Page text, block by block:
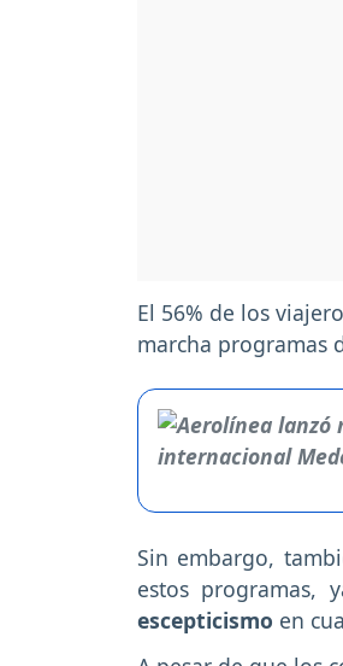
El 56% de los
marcha programas
Sin embargo,
estos programas,
escepticismo en